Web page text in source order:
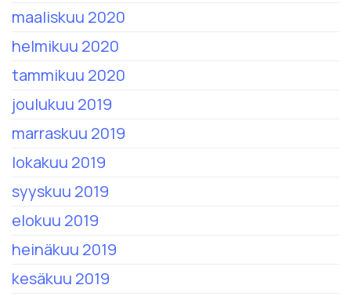
maaliskuu 2020
helmikuu 2020
tammikuu 2020
joulukuu 2019
marraskuu 2019
lokakuu 2019
syyskuu 2019
elokuu 2019
heinäkuu 2019
kesäkuu 2019